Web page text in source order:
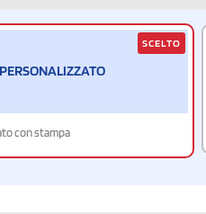
con stampa
SCELTO